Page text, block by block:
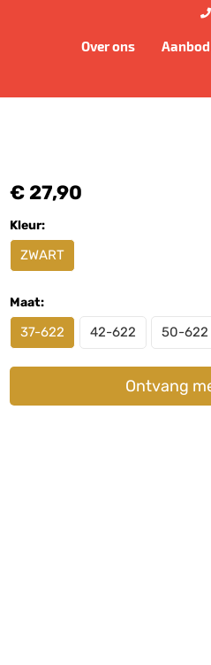
Over ons Aanbod
€ 27,90
Kleur:
ZWART
Maat:
37-622 42-622 50-622
Ontvang